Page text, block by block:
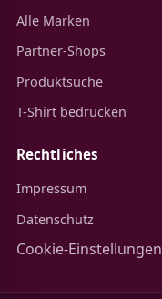
Alle Marken
Partner-Shops
Produktsuche
T-Shirt bedrucken
Rechtliches
Impressum
Datenschutz
Cookie-Einstellungen